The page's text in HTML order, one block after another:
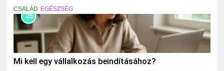
CSALÁD EGÉSZSÉG
26
Mi kell egy vállalkozás beindításához?